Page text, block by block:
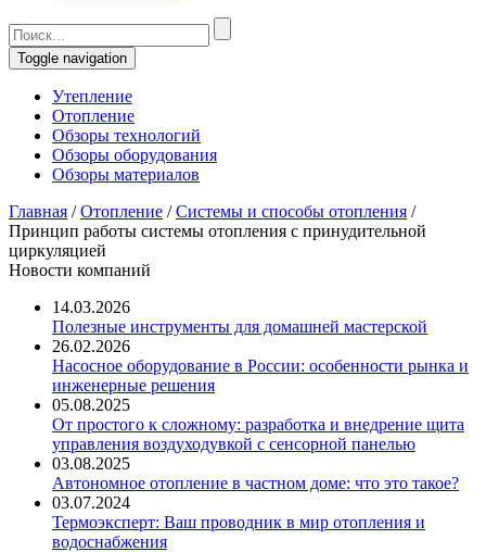
Toggle navigation
Утепление
Отопление
Обзоры технологий
Обзоры оборудования
Обзоры материалов
Главная /Отопление /Системы и способы отопления /
Принцип работы системы отопления с принудительной
циркуляцией
Новости компаний
14.03.2026
Полезные инструменты для домашней мастерской
26.02.2026
Насосное оборудование в России: особенности рынка и
инженерные решения
05.08.2025
От простого к сложному: разработка и внедрение щита
управления воздуходувкой с сенсорной панелью
03.08.2025
Автономное отопление в частном доме: что это такое?
03.07.2024
Термоэксперт: Ваш проводник в мир отопления и
водоснабжения